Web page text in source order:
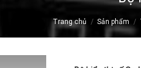
Trang chủ / Sản phẩm /